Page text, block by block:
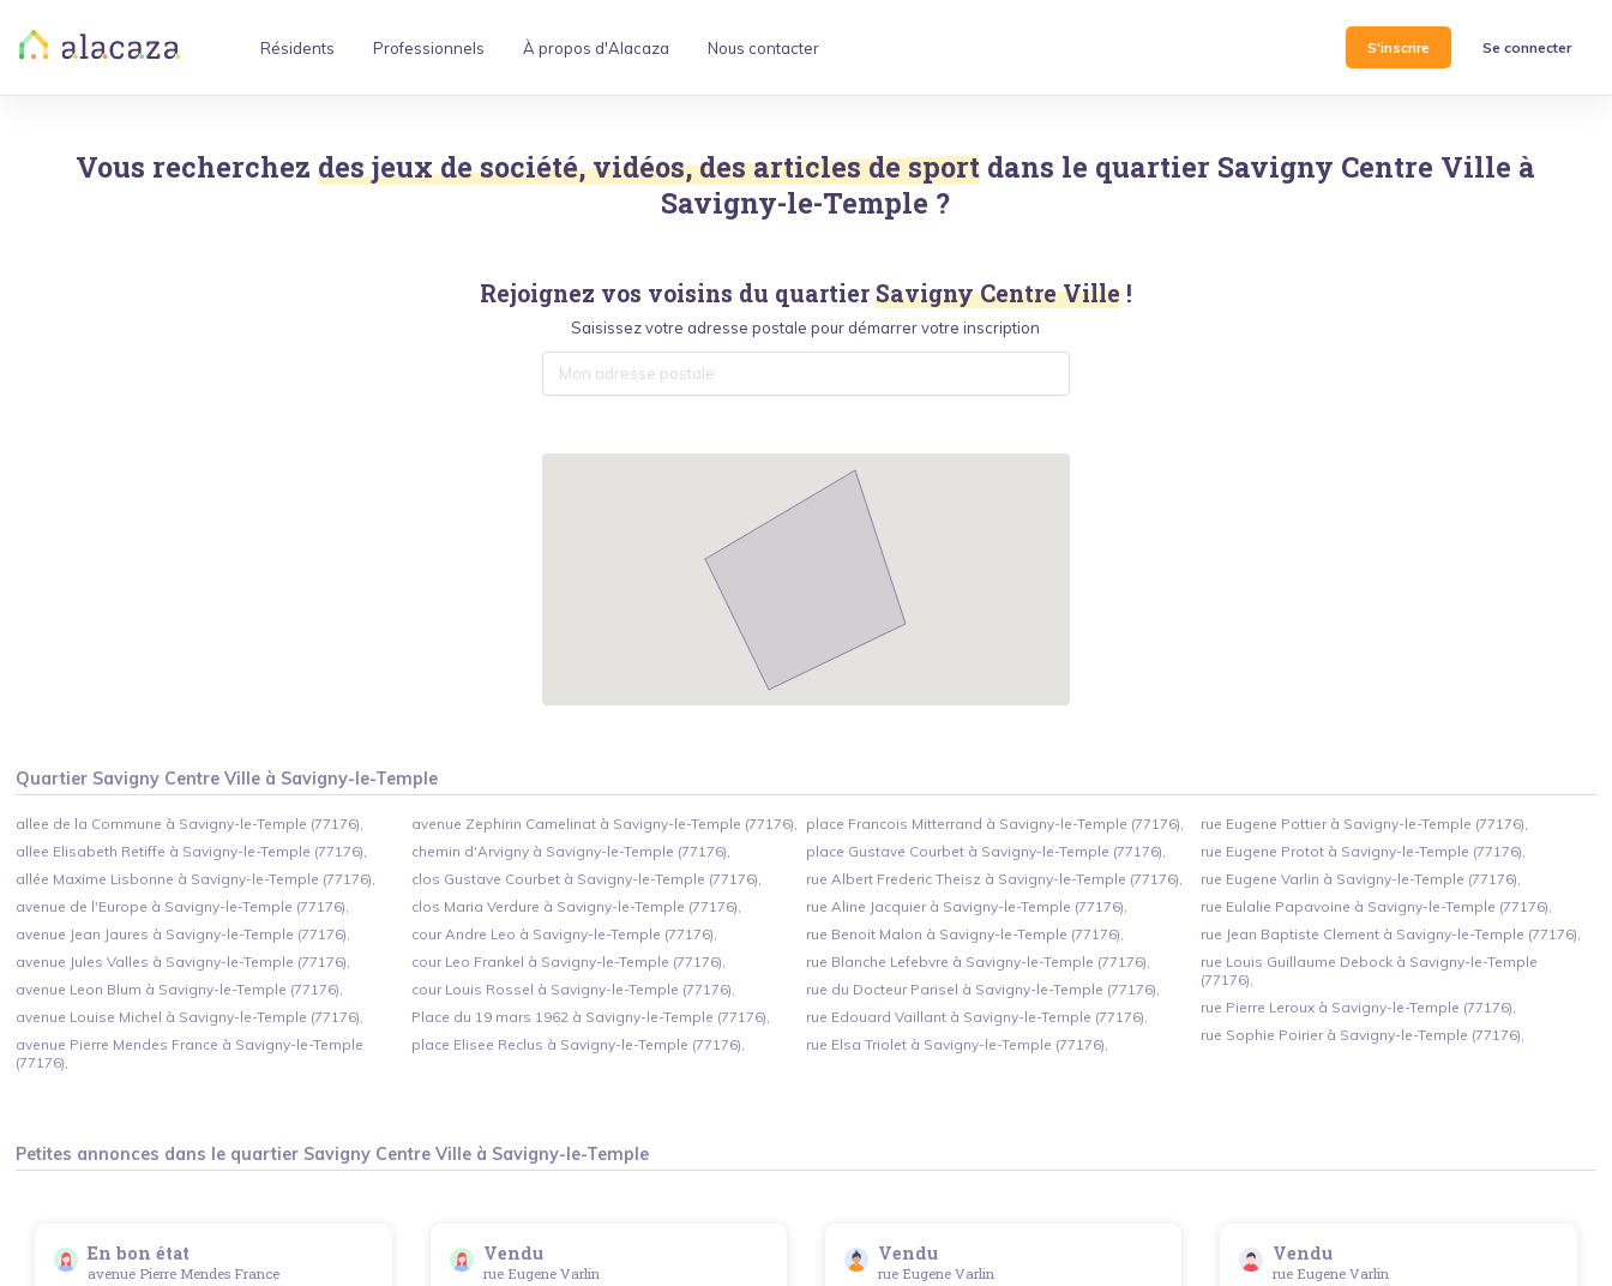
Résidents Professionnels À propos d'Alacaza Nous contacter S'inscrire Se connecter
Vous recherchez des jeux de société, vidéos, des articles de sport dans le quartier Savigny Centre Ville à
Savigny-le-Temple ?
Rejoignez vos voisins du quartier Savigny Centre Ville !
Saisissez votre adresse postale pour démarrer votre inscription
Quartier Savigny Centre Ville à Savigny-le-Temple
allee de la Commune à Savigny-le-Temple (77176),
allee Elisabeth Retiffe à Savigny-le-Temple (77176),
allée Maxime Lisbonne à Savigny-le-Temple (77176),
avenue de l'Europe à Savigny-le-Temple (77176),
avenue Jean Jaures à Savigny-le-Temple (77176),
avenue Jules Valles à Savigny-le-Temple (77176),
avenue Leon Blum à Savigny-le-Temple (77176),
avenue Louise Michel à Savigny-le-Temple (77176),
avenue Pierre Mendes France à Savigny-le-Temple
(77176),
avenue Zephirin Camelinat à Savigny-le-Temple (77176),
chemin d'Arvigny à Savigny-le-Temple (77176),
clos Gustave Courbet à Savigny-le-Temple (77176),
clos Maria Verdure à Savigny-le-Temple (77176),
cour Andre Leo à Savigny-le-Temple (77176),
cour Leo Frankel à Savigny-le-Temple (77176),
cour Louis Rossel à Savigny-le-Temple (77176),
Place du 19 mars 1962 à Savigny-le-Temple (77176),
place Elisee Reclus à Savigny-le-Temple (77176),
place Francois Mitterrand à Savigny-le-Temple (77176),
place Gustave Courbet à Savigny-le-Temple (77176),
rue Albert Frederic Theisz à Savigny-le-Temple (77176),
rue Aline Jacquier à Savigny-le-Temple (77176),
rue Benoit Malon à Savigny-le-Temple (77176),
rue Blanche Lefebvre à Savigny-le-Temple (77176),
rue du Docteur Parisel à Savigny-le-Temple (77176),
rue Edouard Vaillant à Savigny-le-Temple (77176),
rue Elsa Triolet à Savigny-le-Temple (77176),
rue Eugene Pottier à Savigny-le-Temple (77176),
rue Eugene Protot à Savigny-le-Temple (77176),
rue Eugene Varlin à Savigny-le-Temple (77176),
rue Eulalie Papavoine à Savigny-le-Temple (77176),
rue Jean Baptiste Clement à Savigny-le-Temple (77176),
rue Louis Guillaume Debock à Savigny-le-Temple
(77176),
rue Pierre Leroux à Savigny-le-Temple (77176),
rue Sophie Poirier à Savigny-le-Temple (77176),
Petites annonces dans le quartier Savigny Centre Ville à Savigny-le-Temple
En bon état
avenue Pierre Mendes France
Vendu
rue Eugene Varlin
Vendu
rue Eugene Varlin
Vendu
rue Eugene Varlin